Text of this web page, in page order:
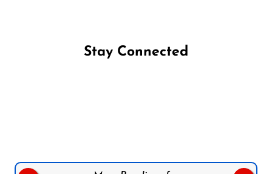
Stay Connected